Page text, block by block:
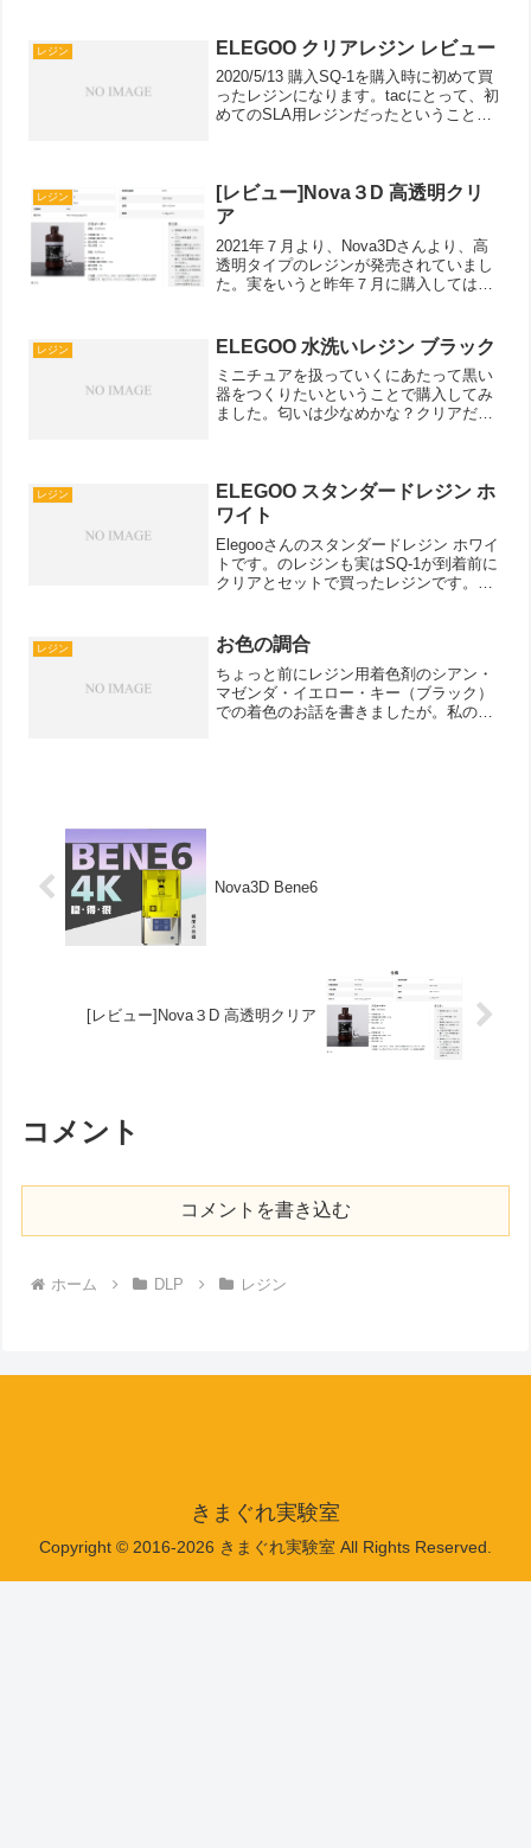
レジン ELEGOO クリアレジン レビュー
2020/5/13 購入SQ-1を購入時に初めて買
ったレジンになります。tacにとって、初
めてのSLA用レジンだったということも
を使...
レジン
[レビュー]Nova３D 高透明クリ
ア
2021年７月より、Nova3Dさんより、高
透明タイプのレジンが発売されていまし
た。実をいうと昨年７月に購入してはい
ストインプレッションとしては、かなり
透明です。これまで...
レジン ELEGOO 水洗いレジン ブラック
ミニチュアを扱っていくにあたって黒い
器をつくりたいということで購入してみ
ました。匂いは少なめかな？クリアだと
が、クリアと一緒でいっか～...
レジン
ELEGOO スタンダードレジン ホ
ワイト
Elegooさんのスタンダードレジン ホワイ
トです。のレジンも実はSQ-1が到着前に
クリアとセットで買ったレジンです。価
もともと光造形のプリンタを導入した経
緯として...
レジン お色の調合
ちょっと前にレジン用着色剤のシアン・
マゼンダ・イエロー・キー（ブラック）
での着色のお話を書きましたが。私のや
Nova3D Bene6
[レビュー]Nova３D 高透明クリア
コメント
コメントを書き込む
ホーム DLP レジン
きまぐれ実験室
Copyright © 2016-2026 きまぐれ実験室 All Rights Reserved.